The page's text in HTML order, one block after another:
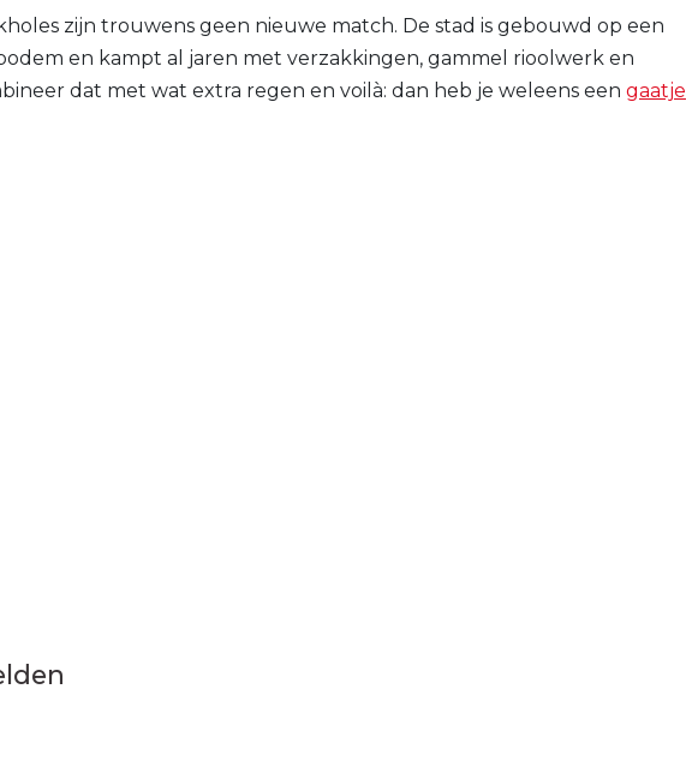
zijn trouwens geen nieuwe match. De stad is gebouwd op een
en kampt al jaren met verzakkingen, gammel rioolwerk en
dat met wat extra regen en voilà: dan heb je weleens een gaatje